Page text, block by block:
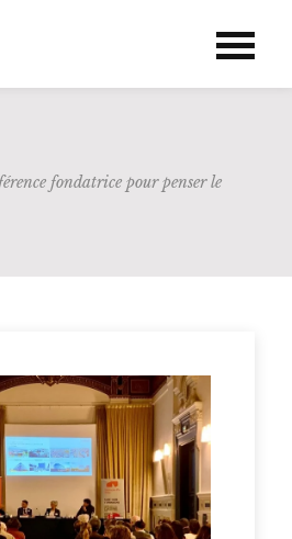
fondatrice pour penser le